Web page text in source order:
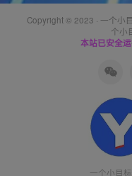
Copyright © 2023 · 一个小
个小
本站已安全
一个小目